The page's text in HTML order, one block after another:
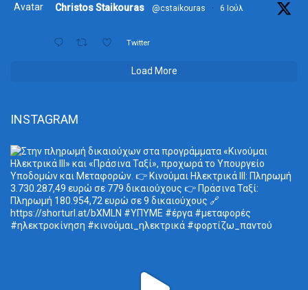
Avatar Christos Staikouras @cstaikouras · 6 Ιούλ
Twitter
Load More
INSTAGRAM